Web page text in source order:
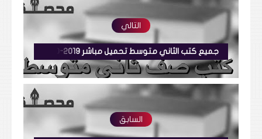
التالي
جميع كتب الثاني متوسط تحميل مباشر 2019-2020
السابق